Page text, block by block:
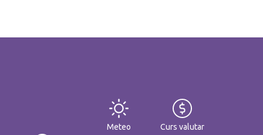
Meteo Curs valutar